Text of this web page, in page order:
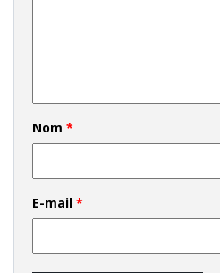
Nom *
E-mail *